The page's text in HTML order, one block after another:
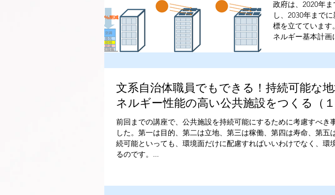
政府は、2020年
し、2030年まで
標を立てています
ネルギー基本計画
文系自治体職員でもできる！持続可能な地
ネルギー性能の高い公共施設をつくる（１
前回までの講座で、公共施設を持続可能にするために考慮すべき
した。第一は目的、第二は立地、第三は稼働、第四は寿命、第五
続可能といっても、環境面だけに配慮すればいいわけでなく、環
るのです。...